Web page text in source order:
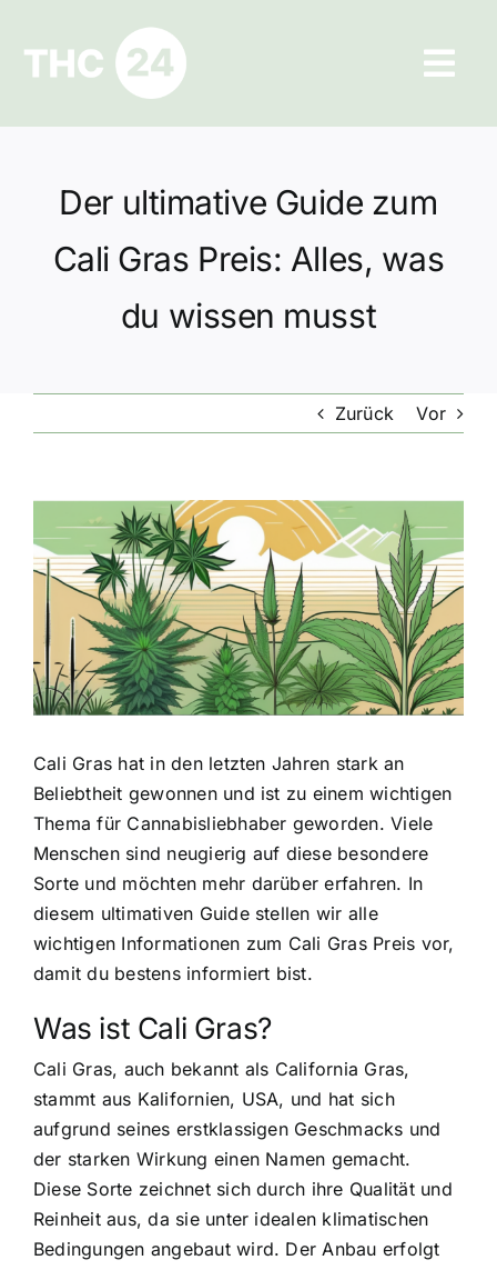
springen
Ratgeber
Hilfe und Kontakt
Datenschutz
Der ultimative Guide zum
Cali Gras Preis: Alles, was
du wissen musst
Zurück Vor
grösseres
Bild
Cali Gras hat in den letzten Jahren stark an
Beliebtheit gewonnenund ist zu einem wichtigen
Thema für Cannabisliebhaber geworden. Viele
Menschen sind neugierig auf diese besondere
Sorte und möchten mehr darüber erfahren. In
diesem ultimativen Guide stellen wir alle
wichtigen Informationen zum Cali Gras Preis vor,
damit du bestens informiert bist.
Was ist Cali Gras?
Cali Gras, auch bekannt als California Gras,
stammt aus Kalifornien, USA, und hat sich
aufgrund seines erstklassigen Geschmacks und
der starken Wirkung einen Namen gemacht.
Diese Sorte zeichnet sich durch ihre Qualität und
Reinheit aus, da sie unter idealen klimatischen
Bedingungen angebaut wird. Der Anbau erfolgt